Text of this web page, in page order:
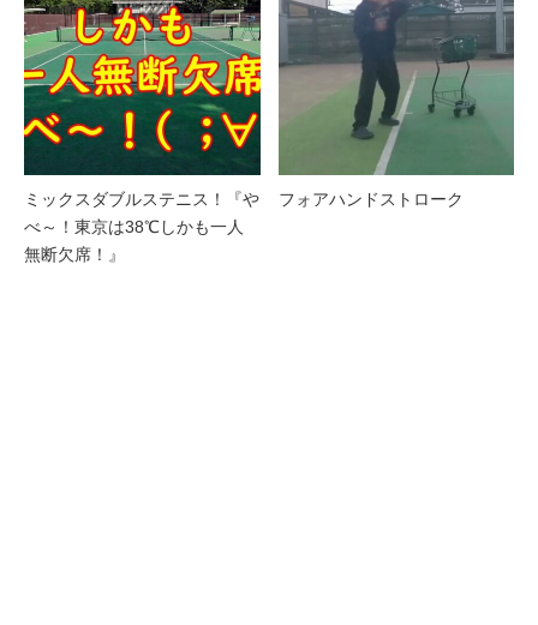
ミックスダブルステニス！『や
べ～！東京は38℃しかも一人
無断欠席！』
フォアハンドストローク